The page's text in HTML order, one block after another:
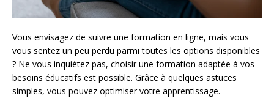
Vous envisagez de suivre une formation en ligne, mais vous
vous sentez un peu perdu parmi toutes les options disponibles
? Ne vous inquiétez pas, choisir une formation adaptée à vos
besoins éducatifs est possible. Grâce à quelques astuces
simples, vous pouvez optimiser votre apprentissage.